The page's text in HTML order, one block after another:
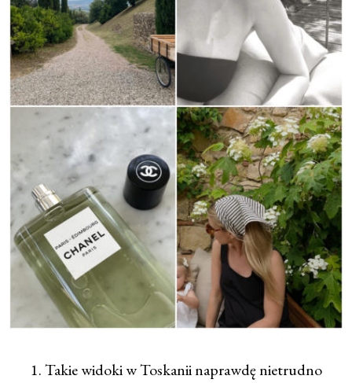
1. Takie widoki w Toskanii naprawdę nietrudno